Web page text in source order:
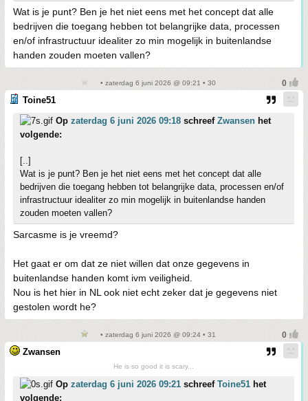
Wat is je punt? Ben je het niet eens met het concept dat alle
bedrijven die toegang hebben tot belangrijke data, processen
en/of infrastructuur idealiter zo min mogelijk in buitenlandse
handen zouden moeten vallen?
• zaterdag 6 juni 2026 @ 09:21 • 30
Toine51
Op zaterdag 6 juni 2026 09:18 schreef Zwansen het
volgende:
[..]
Wat is je punt? Ben je het niet eens met het concept dat alle
bedrijven die toegang hebben tot belangrijke data, processen en/of
infrastructuur idealiter zo min mogelijk in buitenlandse handen
zouden moeten vallen?
Sarcasme is je vreemd?
Het gaat er om dat ze niet willen dat onze gegevens in
buitenlandse handen komt ivm veiligheid.
Nou is het hier in NL ook niet echt zeker dat je gegevens niet
gestolen wordt he?
• zaterdag 6 juni 2026 @ 09:24 • 31
Zwansen
He is so good it is scary...
Op zaterdag 6 juni 2026 09:21 schreef Toine51 het
volgende: